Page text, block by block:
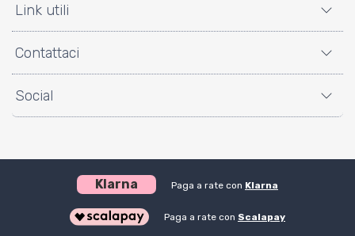
Link utili
Contattaci
Social
Klarna Paga a rate con Klarna
Paga a rate con Scalapay